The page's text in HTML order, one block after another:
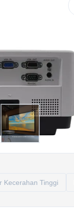
Kecerahan Tinggi